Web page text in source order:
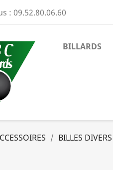
: 09.52.80.06.60
BILLARDS
BILLES DIVERS